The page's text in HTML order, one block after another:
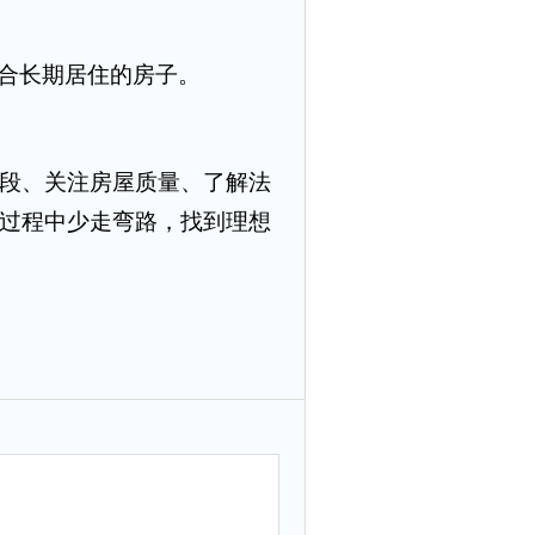
期居住的房子。
、关注房屋质量、了解法
程中少走弯路，找到理想